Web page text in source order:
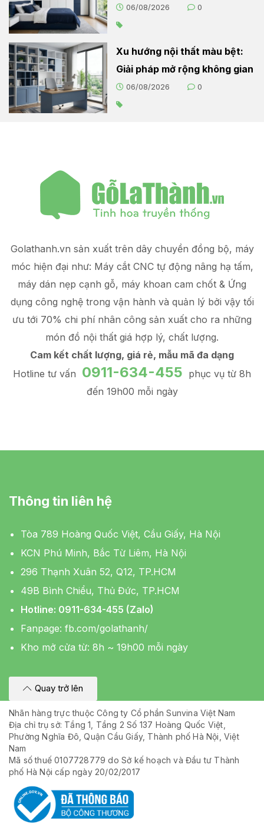
sống hiện đại
06/08/2026 0
Xu hướng nội thất màu bệt:
Giải pháp mở rộng không gian
06/08/2026 0
Golathanh.vn sản xuất trên dây chuyền đồng bộ, máy
móc hiện đại như: Máy cắt CNC tự động nâng hạ tấm,
máy dán nẹp cạnh gỗ, máy khoan cam chốt & Ứng
dụng công nghệ trong vận hành và quản lý bởi vậy tối
ưu tới 70% chi phí nhân công sản xuất cho ra những
món đồ nội thất giá hợp lý, chất lượng.
Cam kết chất lượng, giá rẻ, mẫu mã đa dạng
Hotline tư vấn 0911-634-455 phục vụ từ 8h
đến 19h00 mỗi ngày
Thông tin liên hệ
Tòa 789 Hoàng Quốc Việt, Cầu Giấy, Hà Nội
KCN Phú Minh, Bắc Từ Liêm, Hà Nội
296 Thạnh Xuân 52, Q12, TP.HCM
49B Bình Chiểu, Thủ Đức, TP.HCM
Hotline: 0911-634-455 (Zalo)
Fanpage: fb.com/golathanh/
Kho mở cửa từ: 8h ~ 19h00 mỗi ngày
Quay trở lên
Nhãn hàng trực thuộc Công ty Cổ phần Sunvina Việt Nam
Địa chỉ trụ sở: Tầng 1, Tầng 2 Số 137 Hoàng Quốc Việt,
Phường Nghĩa Đô, Quận Cầu Giấy, Thành phố Hà Nội, Việt
Nam
Mã số thuế 0107728779 do Sở kế hoạch và Đầu tư Thành
phố Hà Nội cấp ngày 20/02/2017